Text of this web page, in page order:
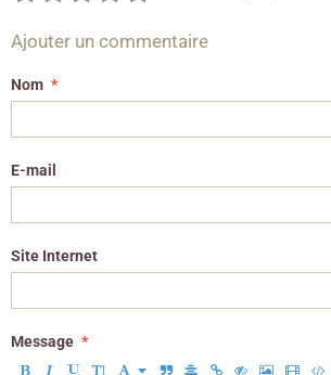
Ajouter un commentaire
Nom
E-mail
Site Internet
Message